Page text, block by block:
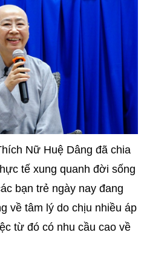
Nữ Huệ Dâng đã chia
tế xung quanh đời sống
bạn trẻ ngày nay đang
về tâm lý do chịu nhiều áp
từ đó có nhu cầu cao về